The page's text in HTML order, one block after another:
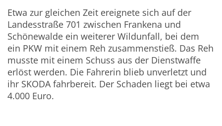
Etwa zur gleichen Zeit ereignete sich auf der
Landesstraße 701 zwischen Frankena und
Schönewalde ein weiterer Wildunfall, bei dem
ein PKW mit einem Reh zusammenstieß. Das Reh
musste mit einem Schuss aus der Dienstwaffe
erlöst werden. Die Fahrerin blieb unverletzt und
ihr SKODA fahrbereit. Der Schaden liegt bei etwa
4.000 Euro.